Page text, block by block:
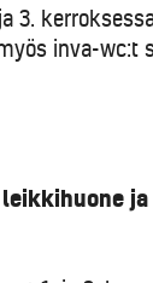
3.
inva-wc:t
ja